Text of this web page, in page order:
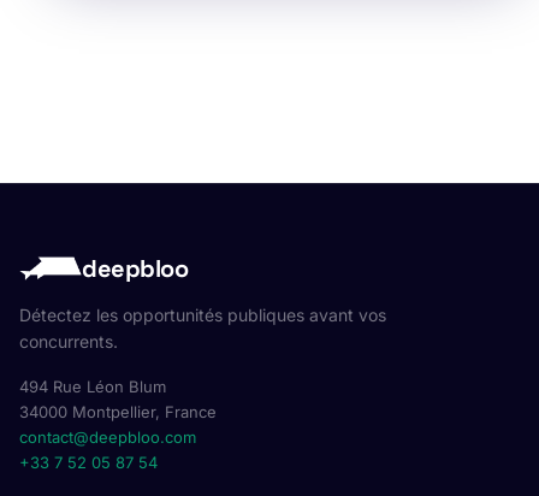
deepbloo
Détectez les opportunités publiques avant vos
concurrents.
494 Rue Léon Blum
34000 Montpellier, France
contact@deepbloo.com
+33 7 52 05 87 54